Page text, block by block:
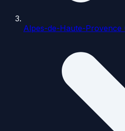
Alpes-de-Haute-Provence